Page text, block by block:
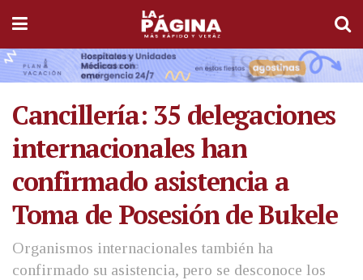
Cancillería: 35 delegaciones
internacionales han
confirmado asistencia a
Toma de Posesión de Bukele
Organismos internacionales también ha
confirmado su asistencia, pero se desconoce los